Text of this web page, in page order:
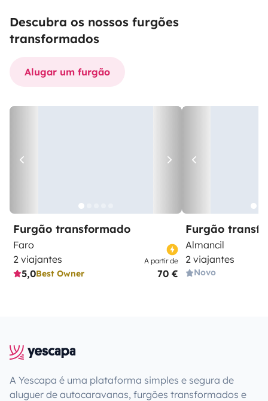
Descubra os nossos furgões
transformados
Alugar um furgão
Furgão transformado
Faro
2 viajantes
5,0Best Owner
A partir de
70 €
Furgão
Almancil
2 viajantes
Novo
A Yescapa é uma plataforma simples e segura de
aluguer de autocaravanas, furgões transformados e